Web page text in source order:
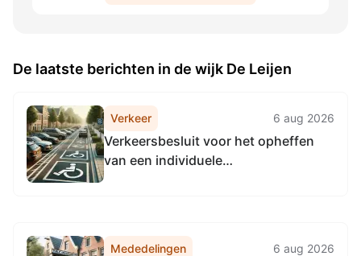
De laatste berichten in de wijk De Leijen
Verkeer 6 aug 2026
Verkeersbesluit voor het opheffen
van een individuele
Mededelingen 6 aug 2026